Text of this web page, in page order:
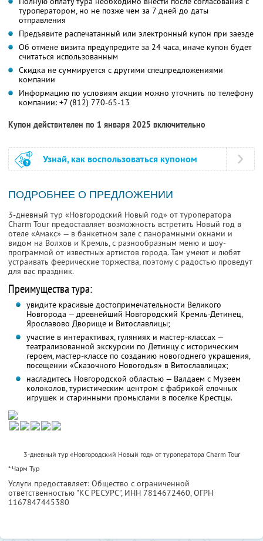
туроператором, но не позже чем за 7 дней до даты
отправления
Предъявите распечатанный или электронный купон при заезде
Об отмене визита предупредите за 24 часа, иначе купон будет
считаться использованным
Скидка не суммируется с другими спецпредложениями
компании
Информацию по условиям акции можно уточнить по телефону
компании: +7 (812) 770-65-13
Купон действителен по 1 января 2025 включительно
Узнай, как воспользоваться купоном
ПОДРОБНЕЕ О ПРЕДЛОЖЕНИИ
3-дневный тур «Новгородский Новый год» от туроператора
Charm Tour предоставляет возможность встретить Новый год в
отеле «Амакс» — в банкетном зале с панорамными окнами и
видом на Волхов и Кремль, с разнообразным меню и шоу-
программой от известных артистов города. Там умеют и любят
устраивать феерические торжества, поэтому с радостью проведут
для вас праздник.
Преимущества тура:
увидите красивые достопримечательности Великого
Новгорода — древнейший Новгородский Кремль-Детинец,
Ярославово Дворище и Витославлицы;
участие в интерактивах, гуляниях и мастер-классах —
театрализованной экскурсии по Детинцу с историческим
героем, мастер-классе по созданию новогоднего украшения,
посещении «Сказочного Новогодья» в Витославлицах;
насладитесь Новгородской областью — Валдаем с Музеем
колоколов, туристическим центром с фабрикой елочных
игрушек и старинными промыслами в поселке Крестцы.
3-дневный тур «Новгородский Новый год» от туроператора Charm Tour
* Чарм Тур
Услуги предоставляет: Общество с ограниченной
ответственностью "КС РЕСУРС", ИНН 7814672460, ОГРН
1167847445380